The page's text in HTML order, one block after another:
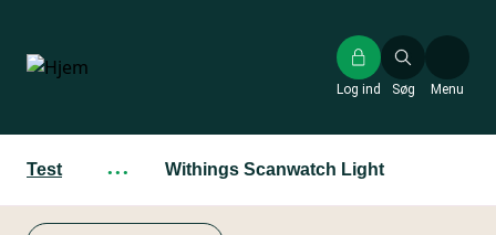
hovedindhold
Søg
Log ind Menu
Test ··· Withings Scanwatch Light